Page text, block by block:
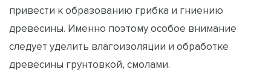
привести к образованию грибка и гниению
древесины. Именно поэтому особое внимание
следует уделить влагоизоляции и обработке
древесины грунтовкой, смолами.